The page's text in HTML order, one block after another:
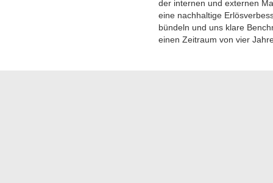
der internen und externen
eine nachhaltige
bündeln und uns klare
einen Zeitraum von vier